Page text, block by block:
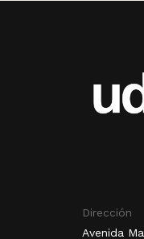
Dirección
Avenida